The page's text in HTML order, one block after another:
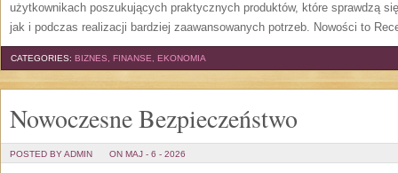
użytkownikach poszukujących praktycznych produktów, które sprawdzą
jak i podczas realizacji bardziej zaawansowanych potrzeb. Nowości to
CATEGORIES: BIZNES, FINANSE, EKONOMIA
Nowoczesne Bezpieczeństwo
POSTED BY ADMIN ON MAJ - 6 - 2026